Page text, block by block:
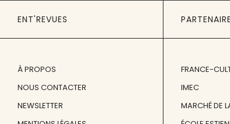
ENT'REVUES
À PROPOS
NOUS CONTACTER
NEWSLETTER
FRANCE-
IMEC
MARCHÉ DE